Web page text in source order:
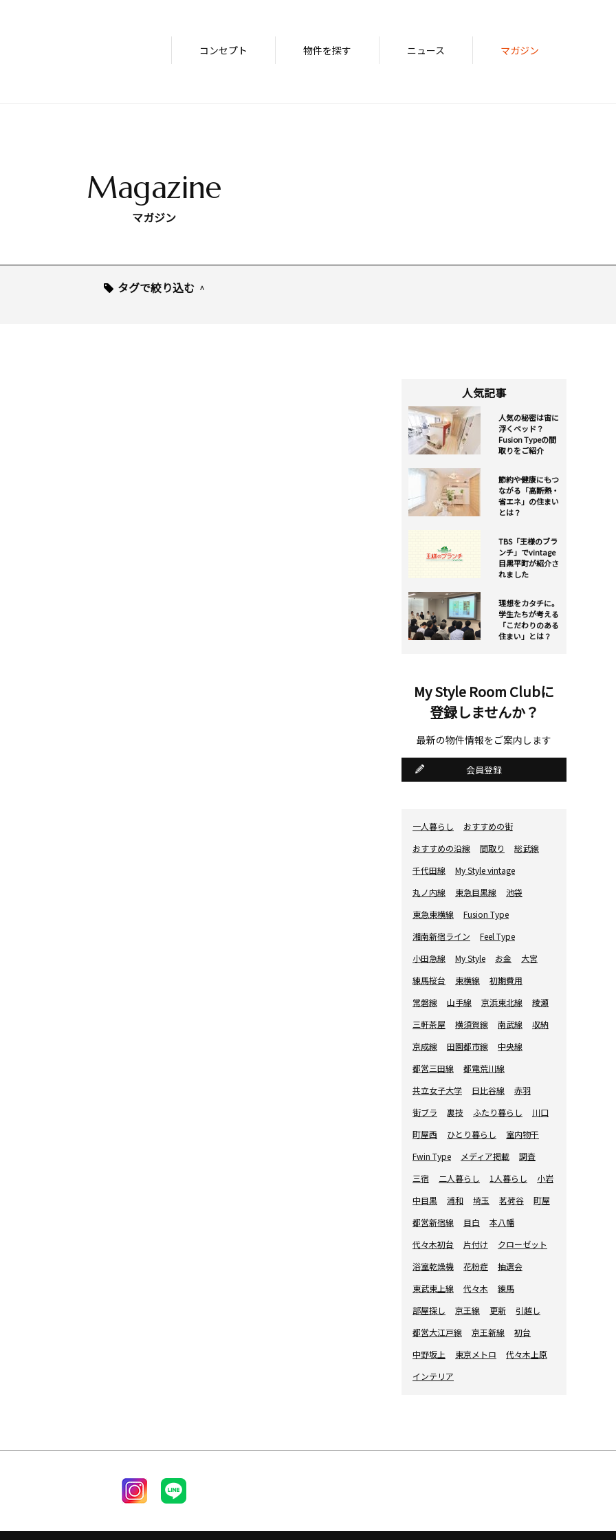
コンセプト 物件を探す ニュース マガジン
Magazine
マガジン
タグで絞り込む
人気記事
人気の秘密は宙に
浮くベッド？
Fusion Typeの間
取りをご紹介
節約や健康にもつ
ながる「高断熱・
省エネ」の住まい
とは？
TBS「王様のブラ
ンチ」でvintage
目黒平町が紹介さ
れました
理想をカタチに。
学生たちが考える
「こだわりのある
住まい」とは？
My Style Room Clubに
登録しませんか？
最新の物件情報をご案内します
会員登録
一人暮らし
おすすめの街
おすすめの沿線
間取り
総武線
千代田線
My Style vintage
丸ノ内線
東急目黒線
池袋
東急東横線
Fusion Type
湘南新宿ライン
Feel Type
小田急線
My Style お金
大宮
練馬桜台
東横線
初期費用
常磐線
山手線 京浜東北線
綾瀬
三軒茶屋
横須賀線 南武線
収納
京成線
田園都市線
中央線
都営三田線
都電荒川線
共立女子大学
日比谷線
赤羽
街ブラ
裏技 ふたり暮らし
川口
町屋西
ひとり暮らし
室内物干
Fwin Type
メディア掲載
調査
三宿
二人暮らし 1人暮らし
小岩
中目黒
浦和 埼玉 茗荷谷
町屋
都営新宿線
目白
本八幡
代々木初台
片付け
クローゼット
浴室乾燥機
花粉症
抽選会
東武東上線
代々木
練馬
部屋探し
京王線 更新
引越し
都営大江戸線
京王新線
初台
中野坂上
東京メトロ
代々木上原
インテリア